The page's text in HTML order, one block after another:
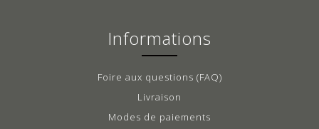
Informations
Foire aux questions (FAQ)
Livraison
Modes de paiements